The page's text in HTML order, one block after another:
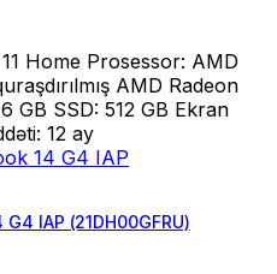
Home Prosessor: AMD
AMD Radeon
GB SSD: 512 GB Ekran
12 ay
IAP (21DH00GFRU)